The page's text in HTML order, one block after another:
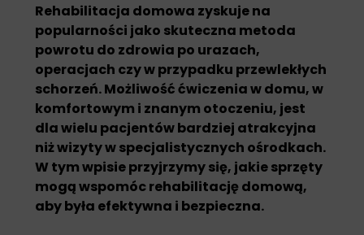
Rehabilitacja domowa zyskuje na
popularności jako skuteczna metoda
powrotu do zdrowia po urazach,
operacjach czy w przypadku przewlekłych
schorzeń. Możliwość ćwiczenia w domu, w
komfortowym i znanym otoczeniu, jest
dla wielu pacjentów bardziej atrakcyjna
niż wizyty w specjalistycznych ośrodkach.
W tym wpisie przyjrzymy się, jakie sprzęty
mogą wspomóc rehabilitację domową,
aby była efektywna i bezpieczna.